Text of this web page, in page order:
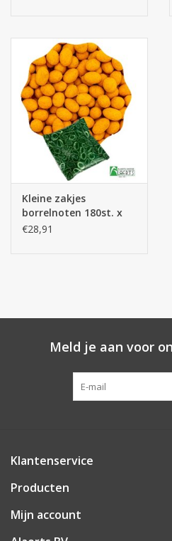
Carnavalssnoep
Paasgeschenken
Merken
Kleine zakjes
borrelnoten 180st. x
15g
€28,91
Meld je aan voor
Klantenservice
Producten
Mijn account